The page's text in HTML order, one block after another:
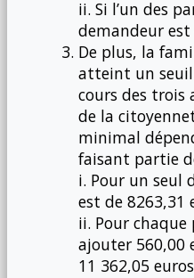
ii. Si l’un des
demandeur
De plus, la
atteint un
cours des trois
de la
minimal
faisant partie
i. Pour un seul
est de 8263,31
ii. Pour
ajouter 560,00
11 362,05